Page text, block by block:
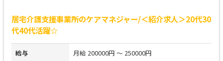
居宅介護支援事業所のケアマネジャー/＜紹介求人＞20代30
代40代活躍☆
給与 月給 200000円 ～ 250000円